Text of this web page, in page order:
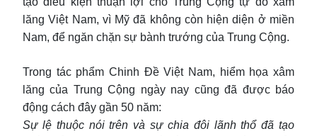
lăng Việt Nam, vì Mỹ đã không còn hiện diện ở miền
Nam, để ngăn chặn sự bành trướng của Trung Cộng.
Trong tác phẩm Chinh Đề Việt Nam, hiểm họa xâm
lăng của Trung Cộng ngày nay cũng đã được báo
động cách đây gần 50 năm:
Sự lệ thuộc nói trên và sự chia đôi lãnh thổ đã tạo